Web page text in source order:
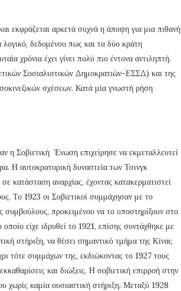
εκφράζεται αρκετά συχνά η άποψη για μια πιθανή
λογικό, δεδομένου πως και τα δύο κράτη
χρόνια έχει γίνει πολύ πιο έντονα αντιληπτή.
Σοσιαλιστικών Δημοκρατιών-ΕΣΣΔ) και της
σχέσεων. Κατά μία γνωστή ρήση
η Σοβιετική Ένωση επιχείρησε να εκμεταλλευτεί
Η αυτοκρατορική δυναστεία των Τσινγκ
κατάσταση αναρχίας, έχοντας κατακερματιστεί
Το 1923 οι Σοβιετικοί συμμάχησαν με το
προκειμένου να το υποστηρίξουν στο
είχε ιδρυθεί το 1921, επίσης συντάχθηκε με
στήριξη, να θέσει σημαντικό τμήμα της Κίνας
τότε συμμάχων της, εκδιώκοντας το 1927 τους
και διώξεις. Η σοβιετική επιρροή στην
χωρίς καμία ουσιαστική στήριξη. Μεταξύ 1928